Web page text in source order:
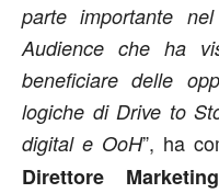
parte importante
Audience che ha
beneficiare delle
logiche di Drive to
digital e OoH”, ha
Direttore